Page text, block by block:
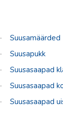
Suusamäärded
Suusapukk
Suusasaapad
Suusasaapad
Suusasaapad